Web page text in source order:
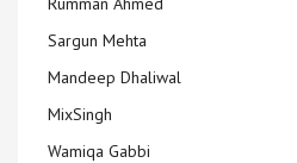
Sargun Mehta
Mandeep Dhaliwal
MixSingh
Wamiqa Gabbi